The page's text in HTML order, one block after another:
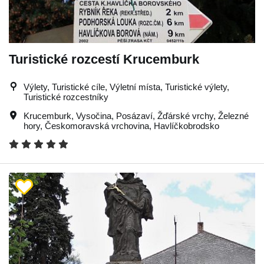
Turistické rozcestí Krucemburk
Výlety, Turistické cíle, Výletní místa, Turistické výlety,
Turistické rozcestníky
Krucemburk, Vysočina, Posázaví, Žďárské vrchy, Železné
hory, Českomoravská vrchovina, Havlíčkobrodsko